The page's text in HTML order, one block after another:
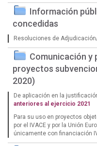
Información
concedidas
Resoluciones de
Comunicación y
proyectos
2020)
De aplicación en la
anteriores al ejercicio 2021
Para su uso en proyectos
por el IVACE y por la Unión
únicamente con financiación